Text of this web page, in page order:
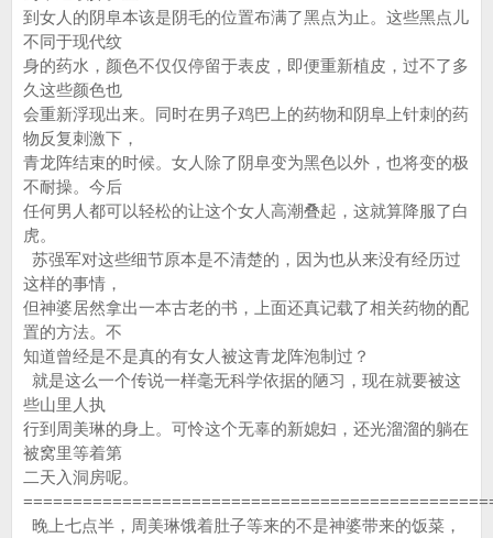
到女人的阴阜本该是阴毛的位置布满了黑点为止。这些黑点儿
不同于现代纹
身的药水，颜色不仅仅停留于表皮，即便重新植皮，过不了多
久这些颜色也
会重新浮现出来。同时在男子鸡巴上的药物和阴阜上针刺的药
物反复刺激下，
青龙阵结束的时候。女人除了阴阜变为黑色以外，也将变的极
不耐操。今后
任何男人都可以轻松的让这个女人高潮叠起，这就算降服了白
虎。
苏强军对这些细节原本是不清楚的，因为也从来没有经历过
这样的事情，
但神婆居然拿出一本古老的书，上面还真记载了相关药物的配
置的方法。不
知道曾经是不是真的有女人被这青龙阵泡制过？
就是这么一个传说一样毫无科学依据的陋习，现在就要被这
些山里人执
行到周美琳的身上。可怜这个无辜的新媳妇，还光溜溜的躺在
被窝里等着第
二天入洞房呢。
晚上七点半，周美琳饿着肚子等来的不是神婆带来的饭菜，